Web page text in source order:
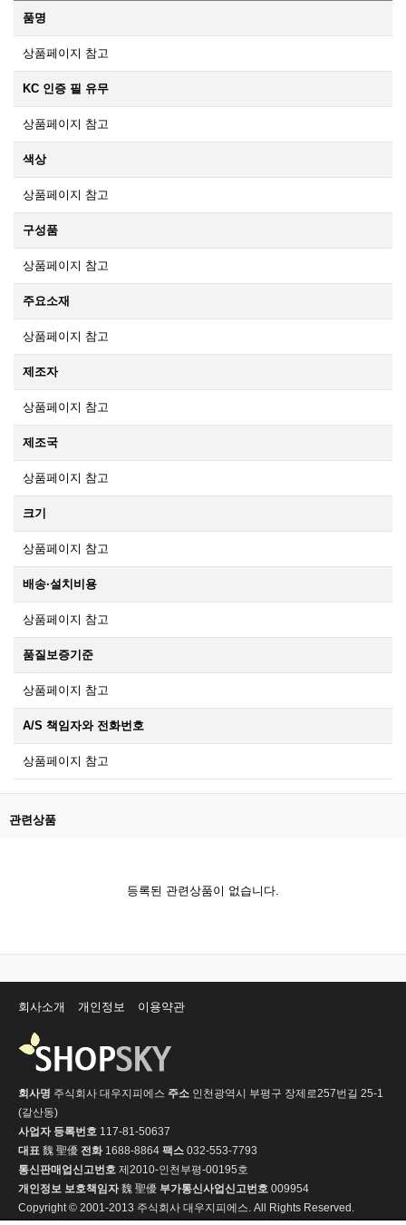
품명
상품페이지 참고
KC 인증 필 유무
상품페이지 참고
색상
상품페이지 참고
구성품
상품페이지 참고
주요소재
상품페이지 참고
제조자
상품페이지 참고
제조국
상품페이지 참고
크기
상품페이지 참고
배송·설치비용
상품페이지 참고
품질보증기준
상품페이지 참고
A/S 책임자와 전화번호
상품페이지 참고
관련상품
등록된 관련상품이 없습니다.
회사소개 개인정보 이용약관
회사명 주식회사 대우지피에스 주소 인천광역시 부평구 장제로257번길 25-1
(갈산동)
사업자 등록번호 117-81-50637
대표 魏 聖優 전화1688-8864 팩스 032-553-7793
통신판매업신고번호 제2010-인천부평-00195호
개인정보 보호책임자魏 聖優 부가통신사업신고번호 009954
Copyright © 2001-2013 주식회사 대우지피에스. All Rights Reserved.